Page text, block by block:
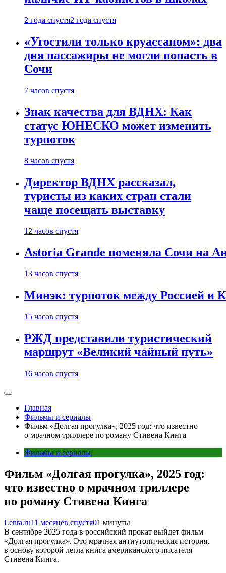
2 года спустя2 года спустя
«Угостили только круассаном»: два
дня пассажиры не могли попасть в
Сочи
7 часов спустя
Знак качества для ВДНХ: Как
статус ЮНЕСКО может изменить
турпоток
8 часов спустя
Директор ВДНХ рассказал,
туристы из каких стран стали
чаще посещать выставку
12 часов спустя
Astoria Grande поменяла Сочи на
13 часов спустя
Минэк: турпоток между Россией и
15 часов спустя
РЖД представили туристический
маршрут «Великий чайный путь»
16 часов спустя
Главная
Фильмы и сериалы
Фильм «Долгая прогулка», 2025 год: что известно
о мрачном триллере по роману Стивена Кинга
Фильмы и сериалы
Фильм «Долгая прогулка», 2025 год:
что известно о мрачном триллере
по роману Стивена Кинга
Lenta.ru11 месяцев спустя01 минуты
В сентябре 2025 года в российский прокат выйдет фильм
«Долгая прогулка». Это мрачная антиутопическая история,
в основу которой легла книга американского писателя
Стивена Кинга.